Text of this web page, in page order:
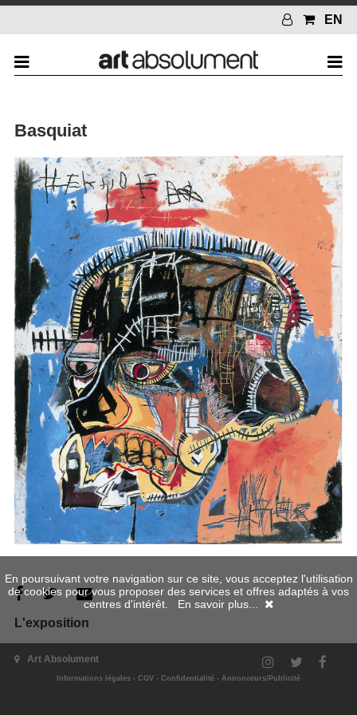
EN
Basquiat
L'exposition
S’il se dissimule derrière le surnom Soma, cet urbain s’empare
Art Absolument
Informations légales - CGV - Confidentialité - Annonceurs/Publicité
En poursuivant votre navigation sur ce site, vous acceptez l'utilisation
de cookies pour vous proposer des services et offres adaptés à vos
centres d'intérêt. En savoir plus...